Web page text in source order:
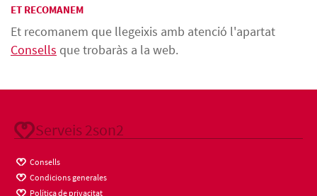
ET RECOMANEM
Et recomanem que llegeixis amb atenció l'apartat
Consells que trobaràs a la web.
Serveis 2son2
Consells
Condicions generales
Política de privacitat